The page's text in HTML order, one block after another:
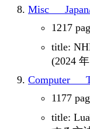
1217
title:
(2024
1177
title: